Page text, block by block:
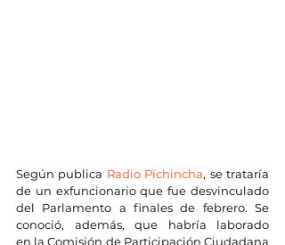
Según publica Radio Pichincha, se trataría
de un exfuncionario que fue desvinculado
del Parlamento a finales de febrero. Se
conoció, además, que habría laborado
en la Comisión de Participación Ciudadana